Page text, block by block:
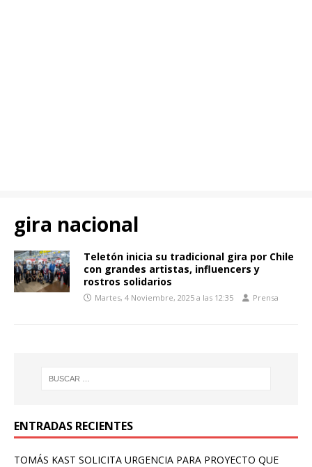
gira nacional
Teletón inicia su tradicional gira por Chile
con grandes artistas, influencers y
rostros solidarios
Martes, 4 Noviembre, 2025 a las 12:35 Prensa
ENTRADAS RECIENTES
TOMÁS KAST SOLICITA URGENCIA PARA PROYECTO QUE